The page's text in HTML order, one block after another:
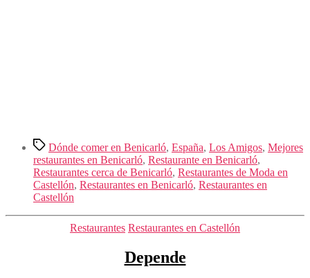
Etiquetas
Dónde comer en Benicarló, España, Los Amigos, Mejores
restaurantes en Benicarló, Restaurante en Benicarló,
Restaurantes cerca de Benicarló, Restaurantes de Moda en
Castellón, Restaurantes en Benicarló, Restaurantes en
Castellón
Categorías
Restaurantes Restaurantes en Castellón
Depende